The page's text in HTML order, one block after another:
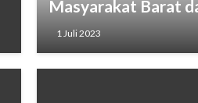
Masyarakat Barat
1 Juli 2023